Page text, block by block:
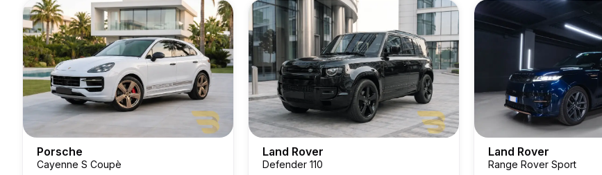
Porsche
Cayenne S Coupè
Land Rover
Defender 110
Land Rover
Range Rover Sport